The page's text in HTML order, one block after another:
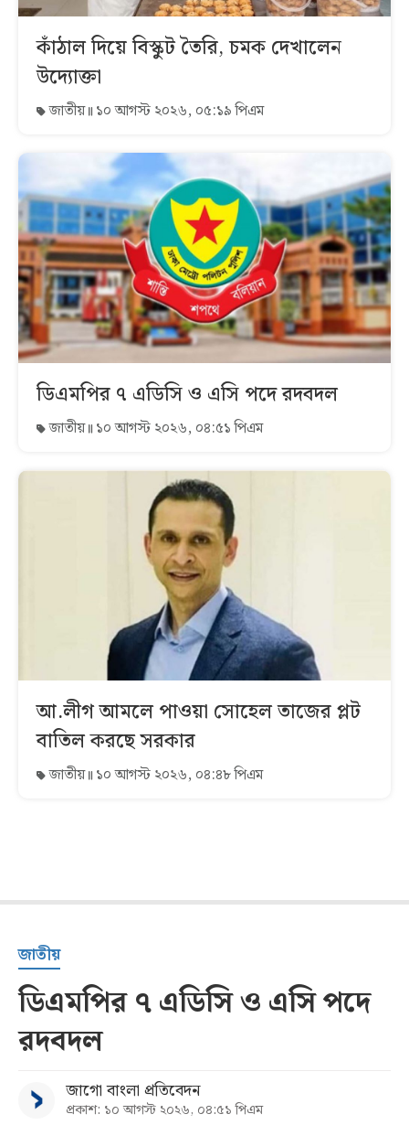
কাঁঠাল দিয়ে বিস্কুট তৈরি, চমক দেখালেন
উদ্যোক্তা
জাতীয় ১০ আগস্ট ২০২৬, ০৫:১৯ পিএম
ডিএমপির ৭ এডিসি ও এসি পদে রদবদল
জাতীয় ১০ আগস্ট ২০২৬, ০৪:৫১ পিএম
আ.লীগ আমলে পাওয়া সোহেল তাজের প্লট
বাতিল করছে সরকার
জাতীয় ১০ আগস্ট ২০২৬, ০৪:৪৮ পিএম
জাতীয়
ডিএমপির ৭ এডিসি ও এসি পদে
রদবদল
জাগো বাংলা প্রতিবেদন
প্রকাশ: ১০ আগস্ট ২০২৬, ০৪:৫১ পিএম